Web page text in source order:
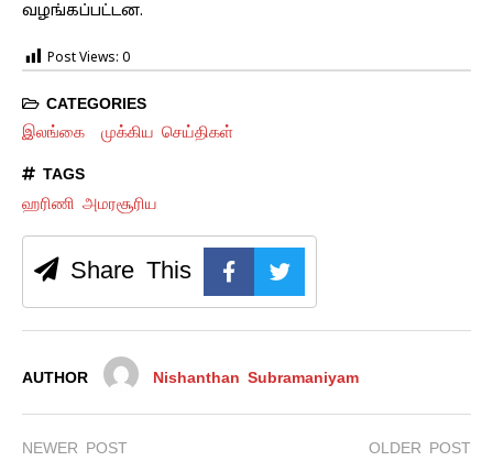
வழங்கப்பட்டன.
Post Views: 0
CATEGORIES
இலங்கை முக்கிய செய்திகள்
TAGS
ஹரிணி அமரசூரிய
Share This
AUTHOR Nishanthan Subramaniyam
NEWER POST OLDER POST